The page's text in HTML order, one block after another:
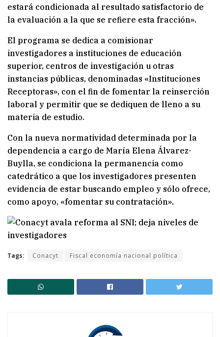
estará condicionada al resultado satisfactorio de
la evaluación a la que se refiere esta fracción».
El programa se dedica a comisionar
investigadores a instituciones de educación
superior, centros de investigación u otras
instancias públicas, denominadas «Instituciones
Receptoras», con el fin de fomentar la reinserción
laboral y permitir que se dediquen de lleno a su
materia de estudio.
Con la nueva normatividad determinada por la
dependencia a cargo de María Elena Álvarez-
Buylla, se condiciona la permanencia como
catedrático a que los investigadores presenten
evidencia de estar buscando empleo y sólo ofrece,
como apoyo, «fomentar su contratación».
Tags: Conacyt Fiscal economía nacional política